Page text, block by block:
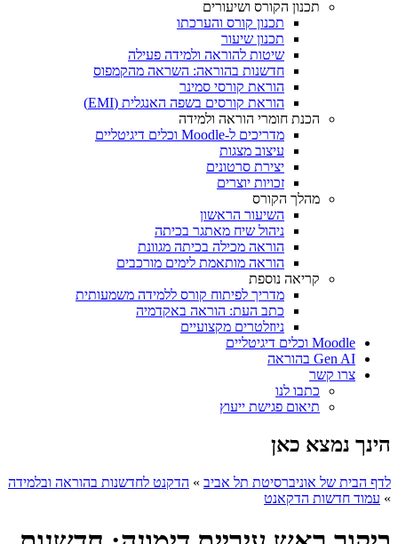
תכנון הקורס ושיעורים
תכנון קורס והערכתו
תכנון שיעור
שיטות להוראה ולמידה פעילה
חדשנות בהוראה: השראה מהקמפוס
הוראת קורסי סמינר
הוראת קורסים בשפה האנגלית (EMI)
הכנת חומרי הוראה ולמידה
מדריכים ל-Moodle וכלים דיגיטליים
עיצוב מצגות
יצירת סרטונים
זכויות יוצרים
מהלך הקורס
השיעור הראשון
ניהול שיח מאתגר בכיתה
הוראה מכילה בכיתה מגוונת
הוראה מותאמת לימים מורכבים
קריאה נוספת
מדריך לפיתוח קורס ללמידה משמעותית
כתב העת: הוראה באקדמיה
ניוזלטרים מקצועיים
Moodle וכלים דיגיטליים
Gen AI בהוראה
צרו קשר
כתבו לנו
תיאום פגישת ייעוץ
הינך נמצא כאן
לדף הבית של אוניברסיטת תל אביב » הדקנט לחדשנות בהוראה ובלמידה
» עמוד חדשות הדקאנט